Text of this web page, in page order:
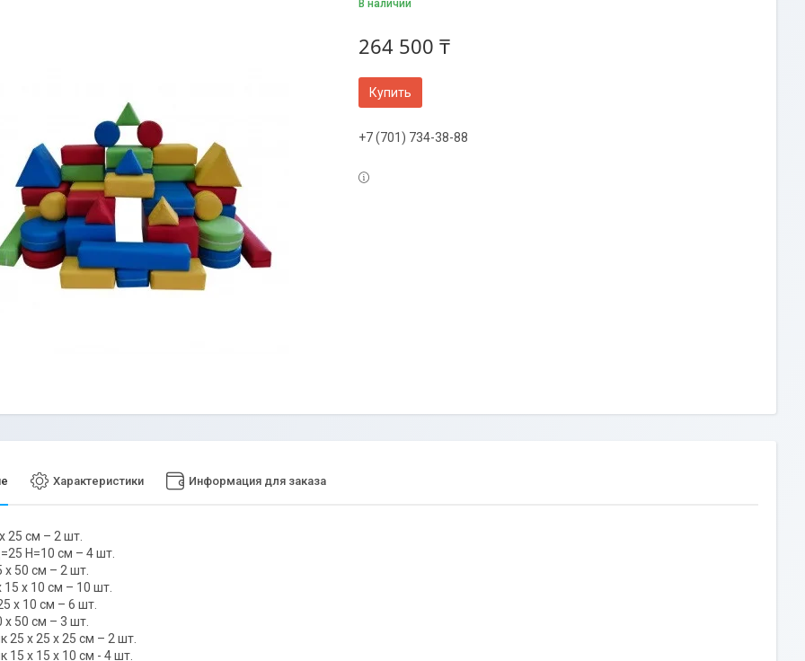
В наличии
264 500 ₸
Купить
+7 (701) 734-38-88
Характеристики Информация для заказа
25 см – 2 шт.
Н=10 см – 4 шт.
х 50 см – 2 шт.
х 10 см – 10 шт.
х 10 см – 6 шт.
х 50 см – 3 шт.
25 х 25 х 25 см – 2 шт.
15 х 15 х 10 см - 4 шт.